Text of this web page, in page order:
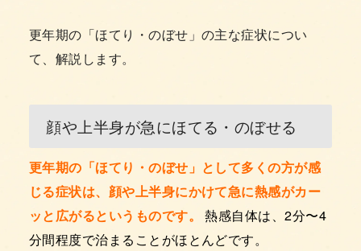
更年期の「ほてり・のぼせ」の主な症状につい
て、解説します。
顔や上半身が急にほてる・のぼせる
更年期の「ほてり・のぼせ」として多くの方が感
じる症状は、顔や上半身にかけて急に熱感がカー
ッと広がるというものです。
熱感自体は、2分〜4
分間程度で治まることがほとんどです。